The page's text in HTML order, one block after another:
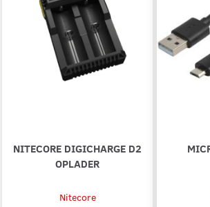
NITECORE DIGICHARGE D2
OPLADER
Nitecore